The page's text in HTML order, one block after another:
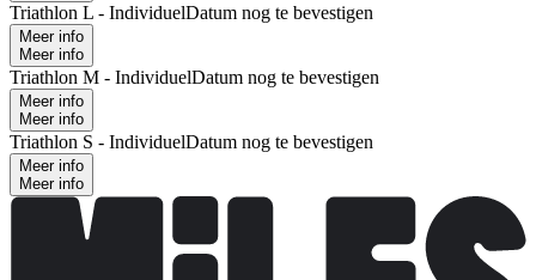
Triathlon L - IndividuelDatum nog te bevestigen
Meer info
Meer info
Triathlon M - IndividuelDatum nog te bevestigen
Meer info
Meer info
Triathlon S - IndividuelDatum nog te bevestigen
Meer info
Meer info